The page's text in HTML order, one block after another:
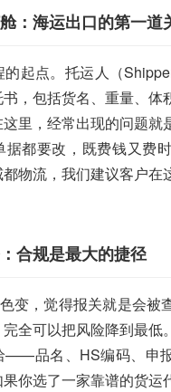
：海运出口的第一道
起点。托运人（
，包括货名、重量、体
里，经常出现的问题就
据都要改，既费钱又费
物流，我们建议客户在
合规是最大的捷径
变，觉得报关就是会被
全可以把风险降到最低
——品名、HS编码、申
你选了一家靠谱的货运